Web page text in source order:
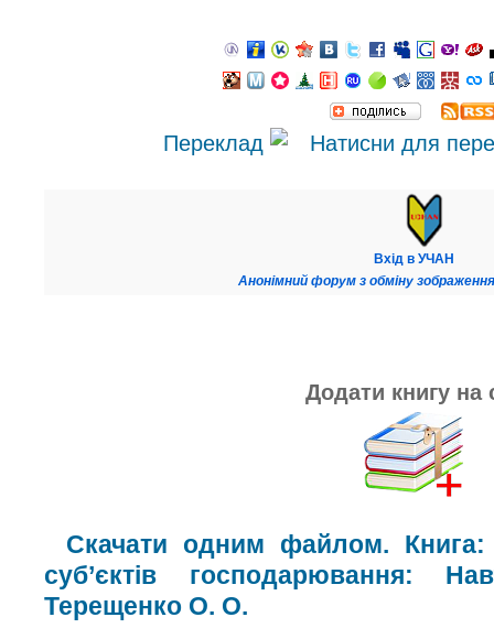
Переклад
Вхід в УЧАН
Анонімний форум з обміну
Додати книгу на
Скачати одним файлом. Книга:
суб’єктів господарювання:
Терещенко О. О.